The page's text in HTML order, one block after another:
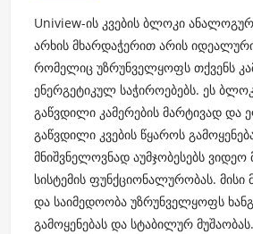
Uniview-ის კვების ბლოკი
არხის მხარდაჭერით არის
რომელიც უზრუნველყოფს თქვენს
ენერგეტიკულ საჭიროებებს. ეს
გაწვდილი კამერების მარტივად და
გაწვდილი კვების წყაროს
მნიშვნელოვნად აუმჯობესებს
სისტემის ფუნქციონალურობას. მისი
და საიმედოობა უზრუნველყოფს
გამოყენებას და სტაბილურ